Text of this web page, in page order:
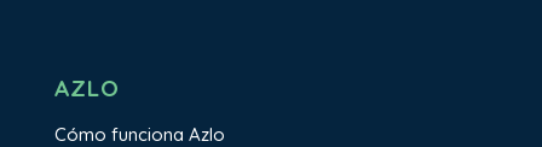
AZLO
Cómo funciona Azlo